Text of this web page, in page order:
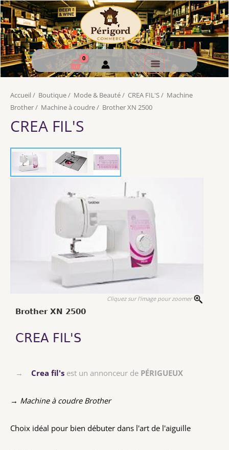
Accueil / Boutique/ Mode & Beauté/ CREA FIL'S/ Machine
Brother/ Machine à coudre/ Brother XN 2500
CREA FIL'S
Cliquez sur l'image pour zoomer
Brother XN 2500
CREA FIL'S
→ Crea fil's est un annonceur de PÉRIGUEUX
→ Machine à coudre Brother
Choix idéal pour bien débuter dans l'art de l'aiguille